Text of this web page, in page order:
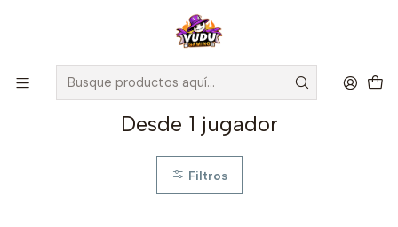
🚀 ¡Despachamos a todo Chile! Envío GRATIS a Regiones sobre
$100.000 y a RM sobre $35.000
Inicio Juegos de Mesa Desde 1 jugador
Desde 1 jugador
Filtros